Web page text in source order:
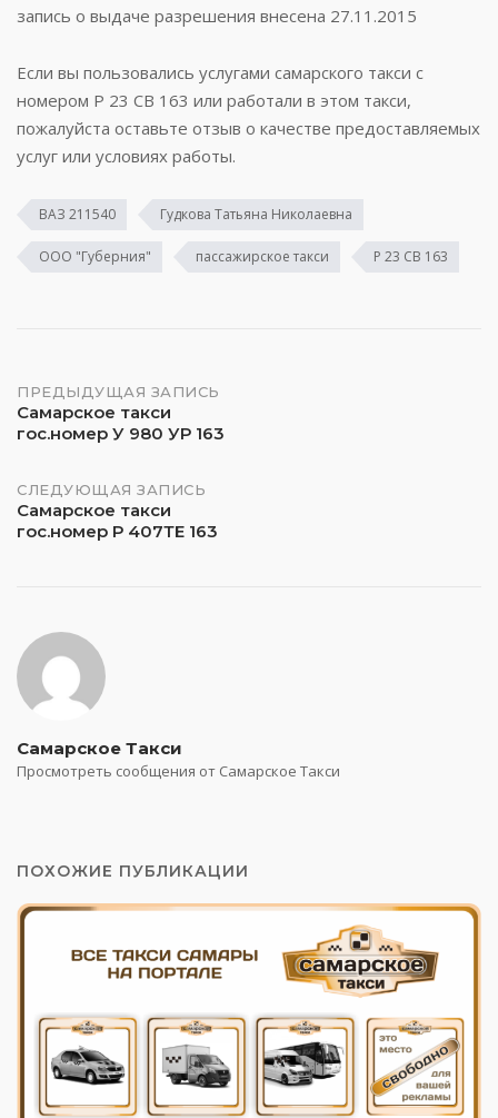
запись о выдаче разрешения внесена 27.11.2015
Если вы пользовались услугами самарского такси с
номером Р 23 СВ 163 или работали в этом такси,
пожалуйста оставьте отзыв о качестве предоставляемых
услуг или условиях работы.
ВАЗ 211540 Гудкова Татьяна Николаевна
ООО "Губерния" пассажирское такси Р 23 СВ 163
Навигация
по
записям
ПРЕДЫДУЩАЯ ЗАПИСЬ
Самарское такси
гос.номер У 980 УР 163
СЛЕДУЮЩАЯ ЗАПИСЬ
Самарское такси
гос.номер Р 407ТЕ 163
Самарское Такси
Просмотреть сообщения от Самарское Такси
ПОХОЖИЕ ПУБЛИКАЦИИ